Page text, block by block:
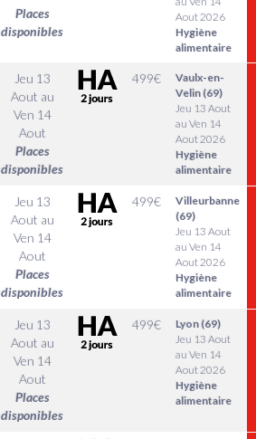
Places
disponibles
Aout 2026
Hygiène
alimentaire
Jeu 13
Aout au
Ven 14
Aout
Places
disponibles
499€
Vaulx-en-
Velin (69)
Jeu 13 Aout
au Ven 14
Aout 2026
Hygiène
alimentaire
Jeu 13
Aout au
Ven 14
Aout
Places
disponibles
499€
Villeurbanne
(69)
Jeu 13 Aout
au Ven 14
Aout 2026
Hygiène
alimentaire
Jeu 13
Aout au
Ven 14
Aout
Places
disponibles
499€
Lyon (69)
Jeu 13 Aout
au Ven 14
Aout 2026
Hygiène
alimentaire